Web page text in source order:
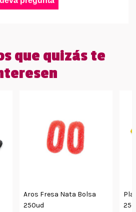
que quizás te
Aros Fresa Nata Bolsa
250ud